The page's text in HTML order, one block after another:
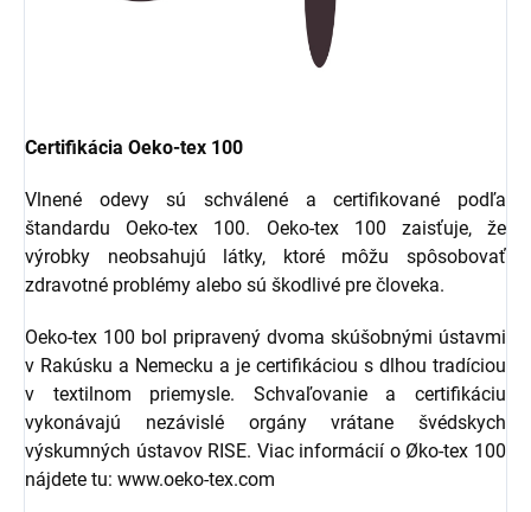
Certifikácia Oeko-tex 100
Vlnené odevy sú schválené a certifikované podľa
štandardu Oeko-tex 100. Oeko-tex 100 zaisťuje, že
výrobky neobsahujú látky, ktoré môžu spôsobovať
zdravotné problémy alebo sú škodlivé pre človeka.
Oeko-tex 100 bol pripravený dvoma skúšobnými ústavmi
v Rakúsku a Nemecku a je certifikáciou s dlhou tradíciou
v textilnom priemysle. Schvaľovanie a certifikáciu
vykonávajú nezávislé orgány vrátane švédskych
výskumných ústavov RISE. Viac informácií o Øko-tex 100
nájdete tu: www.oeko-tex.com